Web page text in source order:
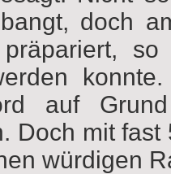
doch
so
auf
Doch mit
würdigen